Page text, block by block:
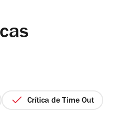
Crítica de Time Out